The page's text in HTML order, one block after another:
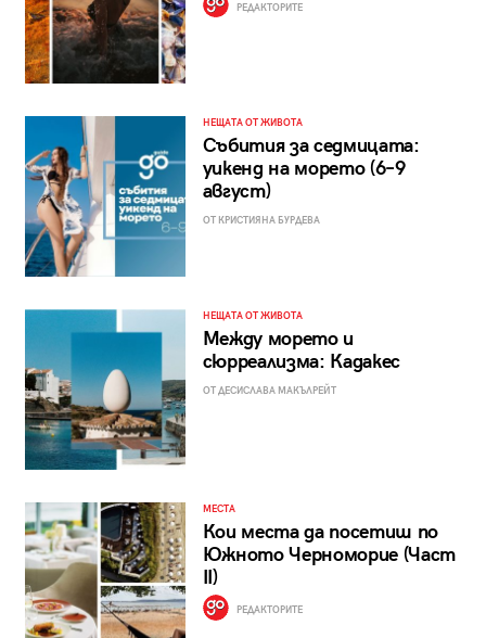
РЕДАКТОРИТЕ
НЕЩАТА ОТ ЖИВОТА
Събития за седмицата:
уикенд на морето (6–9
август)
ОТ КРИСТИЯНА БУРДЕВА
НЕЩАТА ОТ ЖИВОТА
Между морето и
сюрреализма: Кадакес
ОТ ДЕСИСЛАВА МАКЪЛРЕЙТ
МЕСТА
Кои места да посетиш по
Южното Черноморие (Част
II)
РЕДАКТОРИТЕ